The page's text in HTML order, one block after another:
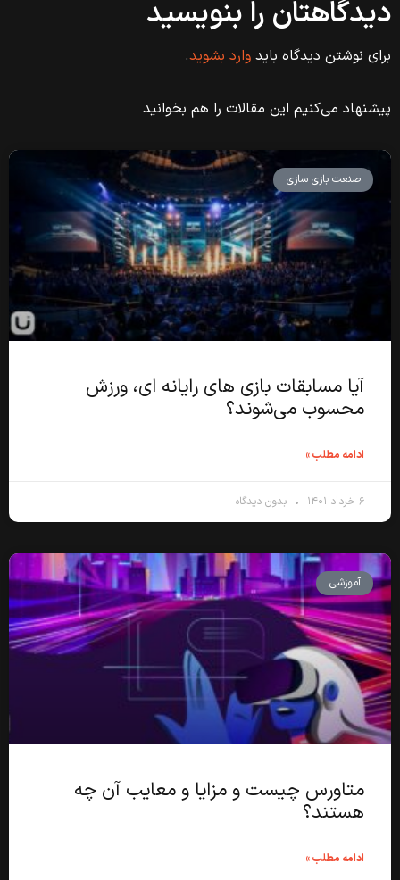
دیدگاهتان را بنویسید
برای نوشتن دیدگاه باید وارد بشوید.
پیشنهاد می‌کنیم این مقالات را هم بخوانید
صنعت بازی سازی
آیا مسابقات بازی های رایانه ای، ورزش
محسوب می‌شوند؟
ادامه مطلب »
۶ خرداد ۱۴۰۱ بدون دیدگاه
آموزشی
متاورس چیست و مزایا و معایب آن چه
هستند؟
ادامه مطلب »